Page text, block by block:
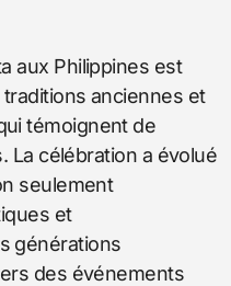
aux Philippines est
anciennes et
témoignent de
La célébration a évolué
seulement
et
générations
des événements